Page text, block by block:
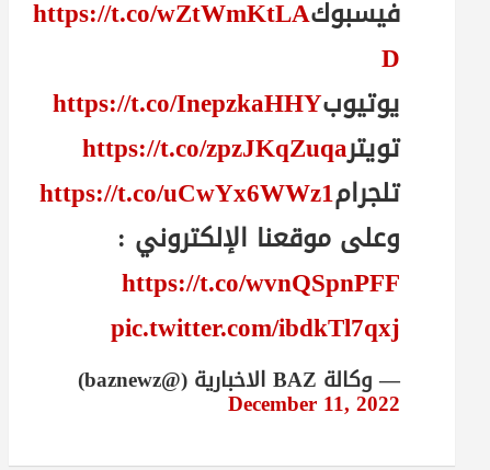
فيسبوكhttps://t.co/wZtWmKtLA
D
يوتيوبhttps://t.co/InepzkaHHY
تويترhttps://t.co/zpzJKqZuqa
تلجرامhttps://t.co/uCwYx6WWz1
وعلى موقعنا الإلكتروني :
https://t.co/wvnQSpnPFF
pic.twitter.com/ibdkTl7qxj
— وكالة BAZ الاخبارية (@baznewz)
December 11, 2022